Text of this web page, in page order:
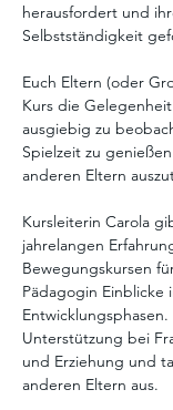
herausfordert und
Selbstständigkeit
Euch Eltern (oder
Kurs die
ausgiebig zu
Spielzeit zu
anderen Eltern
Kursleiterin Carola
jahrelangen
Bewegungskursen
Pädagogin Einblicke
Unterstützung bei
und Erziehung und
anderen Eltern aus.